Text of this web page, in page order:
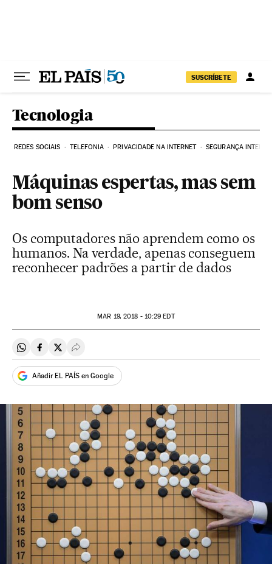
SUSCRÍBETE
Tecnologia
REDES SOCIAIS TELEFONIA PRIVACIDADE NA INTERNET SEGURANÇA
Máquinas espertas, mas sem
bom senso
Os computadores não aprendem como os
humanos. Na verdade, apenas conseguem
reconhecer padrões a partir de dados
MAR 19, 2018 - 10:29 EDT
Compartir en Whatsapp
Compartir en Facebook
Compartir en Twitter
Desplegar Redes Sociales
Añadir EL PAÍS en Google